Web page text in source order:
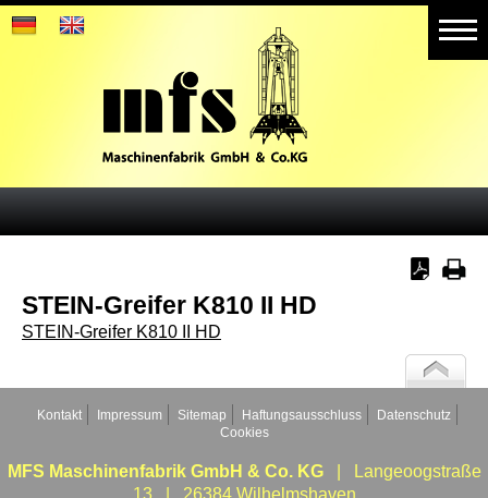
Aktuelles
Referenzen
Weitere Geschäftsbereiche
STEIN-Greifer K810 II HD
STEIN-Greifer K810 II HD
Kontakt Impressum Sitemap Haftungsausschluss
Datenschutz
Cookies
MFS Maschinenfabrik GmbH & Co. KG| Langeoogstraße
13 | 26384 Wilhelmshaven